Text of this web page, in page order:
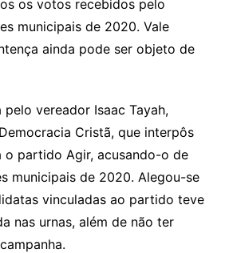
os votos recebidos pelo
municipais de 2020. Vale
ainda pode ser objeto de
vereador Isaac Tayah,
Cristã, que interpôs
o partido Agir, acusando-o de
municipais de 2020. Alegou-se
vinculadas ao partido teve
nas urnas, além de não ter